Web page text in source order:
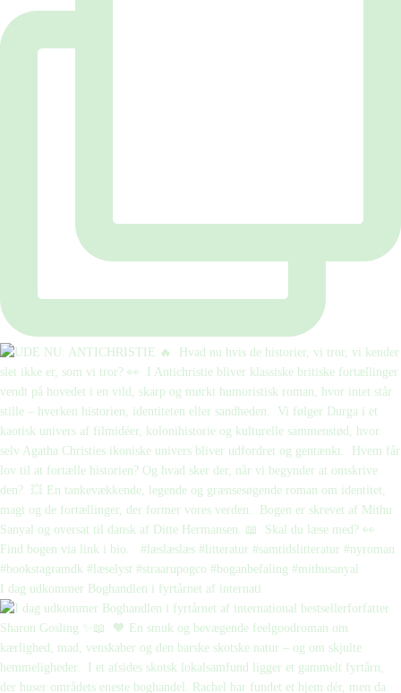
I dag udkommer Boghandlen i fyrtårnet af internati